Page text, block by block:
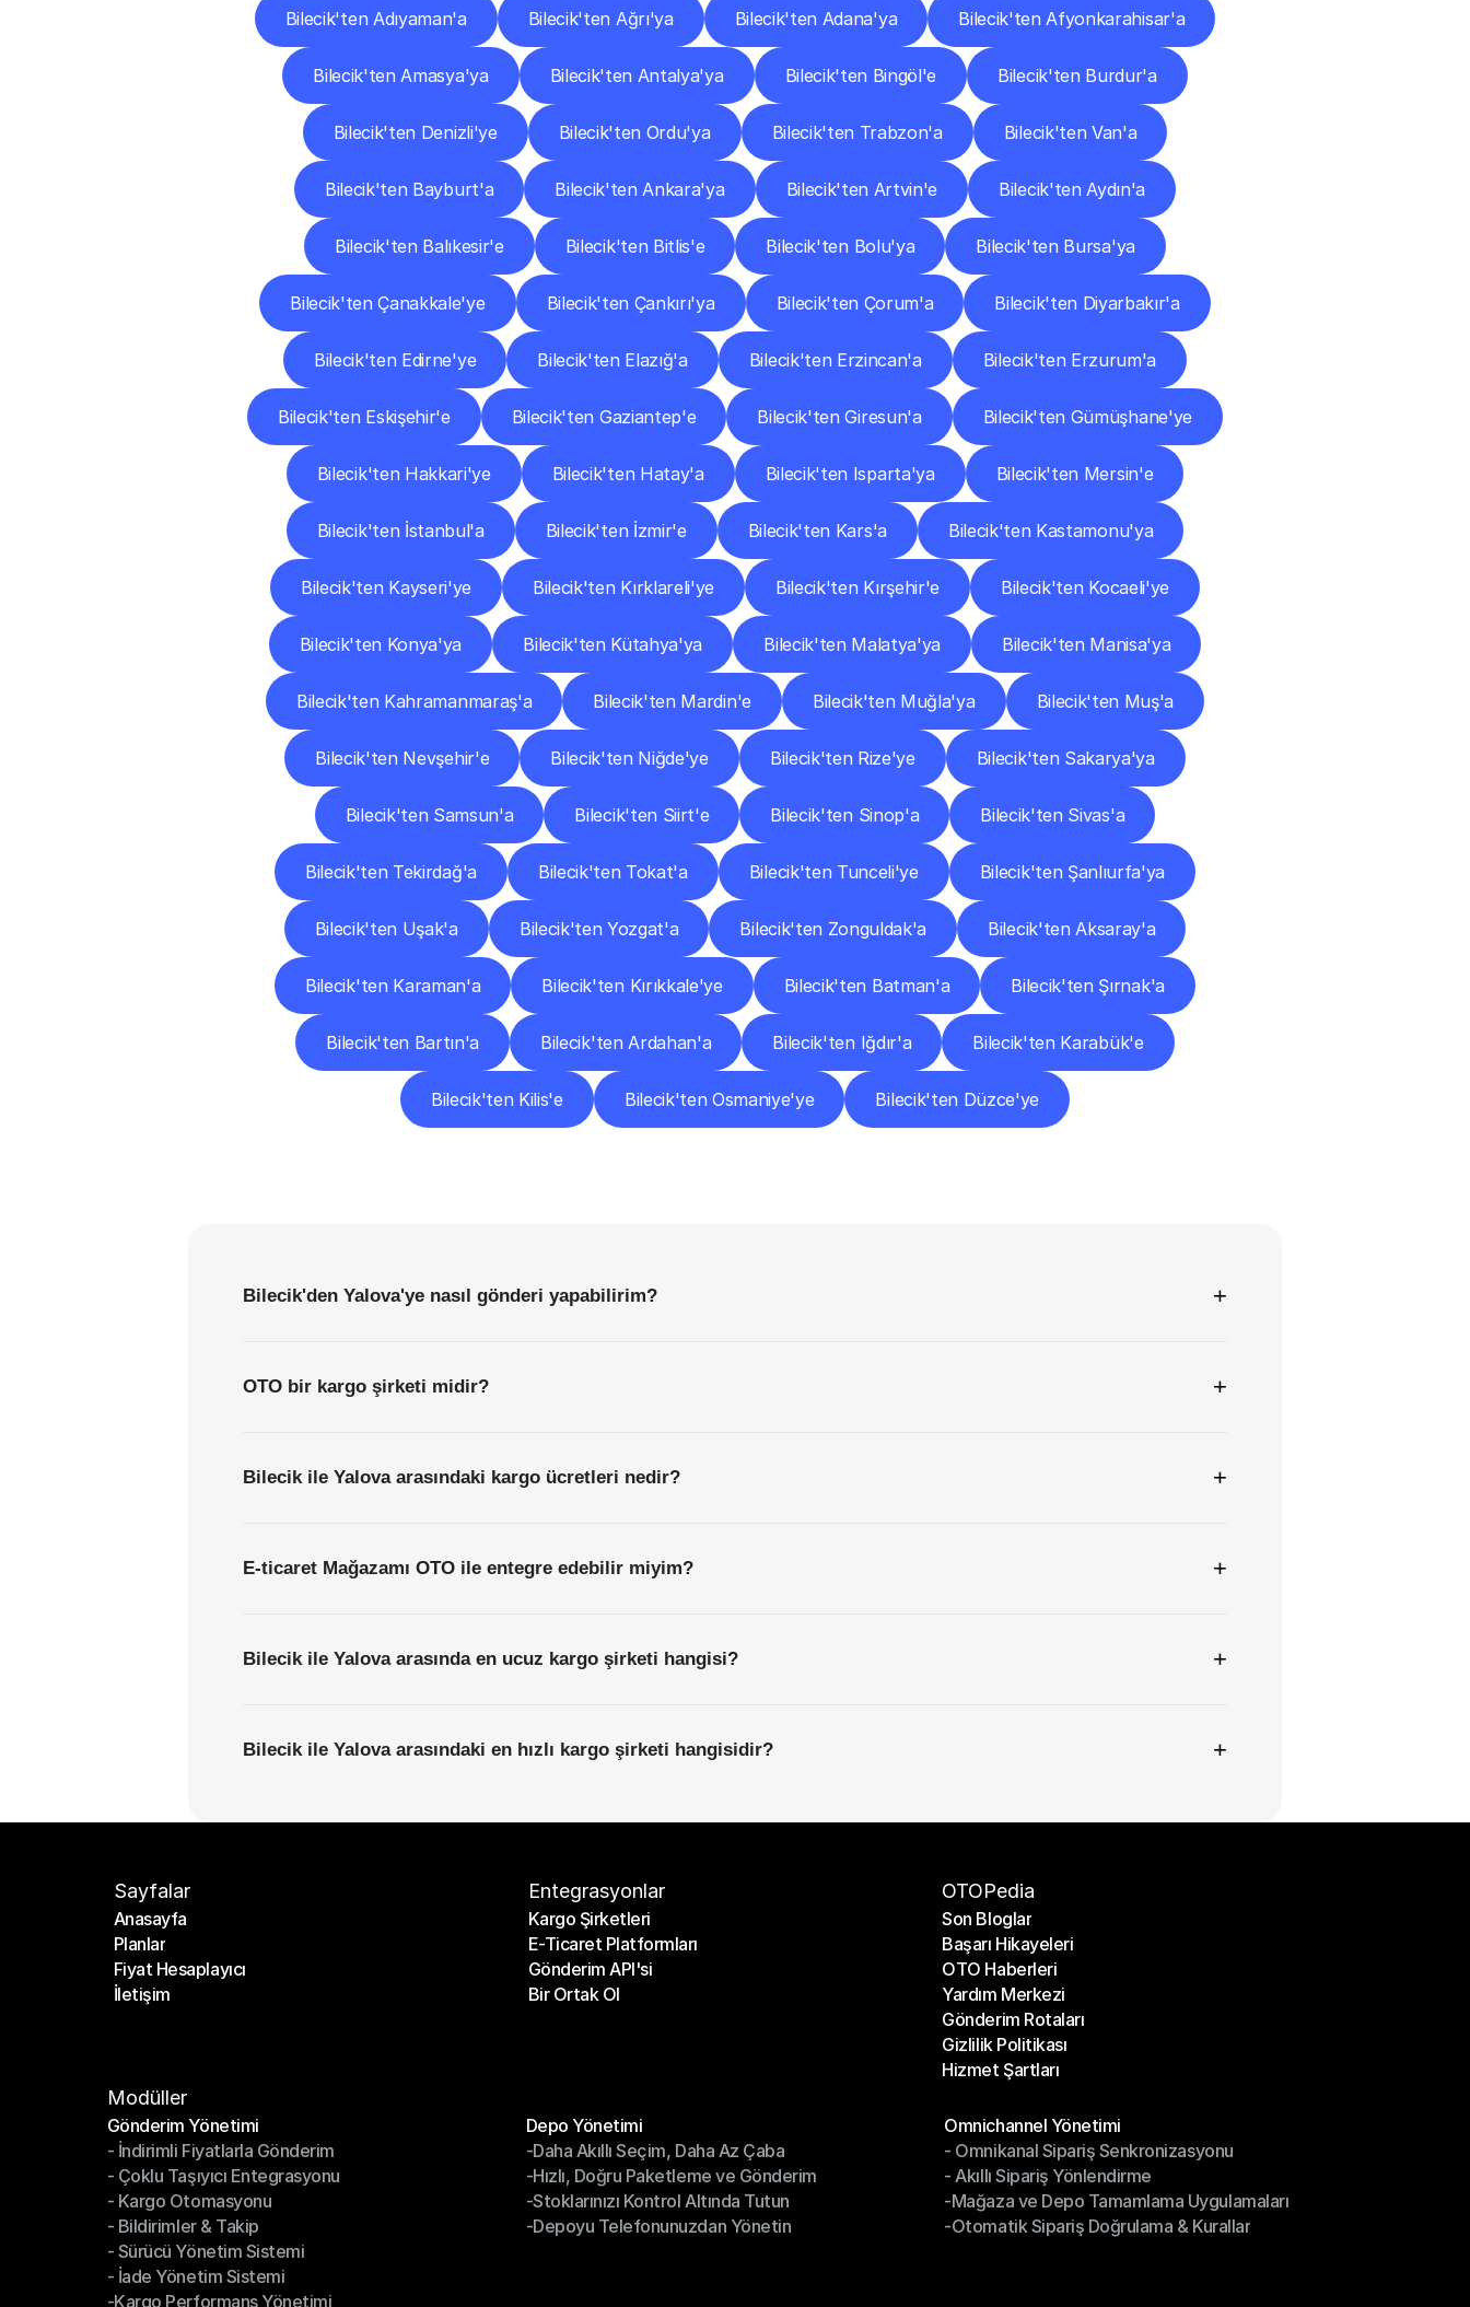
Bilecik'ten Adıyaman'a Bilecik'ten Ağrı'ya Bilecik'ten Adana'ya Bilecik'ten Afyonkarahisar'a
Bilecik'ten Amasya'ya Bilecik'ten Antalya'ya Bilecik'ten Bingöl'e Bilecik'ten Burdur'a
Bilecik'ten Denizli'ye Bilecik'ten Ordu'ya Bilecik'ten Trabzon'a Bilecik'ten Van'a
Bilecik'ten Bayburt'a Bilecik'ten Ankara'ya Bilecik'ten Artvin'e Bilecik'ten Aydın'a
Bilecik'ten Balıkesir'e Bilecik'ten Bitlis'e Bilecik'ten Bolu'ya Bilecik'ten Bursa'ya
Bilecik'ten Çanakkale'ye Bilecik'ten Çankırı'ya Bilecik'ten Çorum'a Bilecik'ten Diyarbakır'a
Bilecik'ten Edirne'ye Bilecik'ten Elazığ'a Bilecik'ten Erzincan'a Bilecik'ten Erzurum'a
Bilecik'ten Eskişehir'e Bilecik'ten Gaziantep'e Bilecik'ten Giresun'a Bilecik'ten Gümüşhane'ye
Bilecik'ten Hakkari'ye Bilecik'ten Hatay'a Bilecik'ten Isparta'ya Bilecik'ten Mersin'e
Bilecik'ten İstanbul'a Bilecik'ten İzmir'e Bilecik'ten Kars'a Bilecik'ten Kastamonu'ya
Bilecik'ten Kayseri'ye Bilecik'ten Kırklareli'ye Bilecik'ten Kırşehir'e Bilecik'ten Kocaeli'ye
Bilecik'ten Konya'ya Bilecik'ten Kütahya'ya Bilecik'ten Malatya'ya Bilecik'ten Manisa'ya
Bilecik'ten Kahramanmaraş'a Bilecik'ten Mardin'e Bilecik'ten Muğla'ya Bilecik'ten Muş'a
Bilecik'ten Nevşehir'e Bilecik'ten Niğde'ye Bilecik'ten Rize'ye Bilecik'ten Sakarya'ya
Bilecik'ten Samsun'a Bilecik'ten Siirt'e Bilecik'ten Sinop'a Bilecik'ten Sivas'a
Bilecik'ten Tekirdağ'a Bilecik'ten Tokat'a Bilecik'ten Tunceli'ye Bilecik'ten Şanlıurfa'ya
Bilecik'ten Uşak'a Bilecik'ten Yozgat'a Bilecik'ten Zonguldak'a Bilecik'ten Aksaray'a
Bilecik'ten Karaman'a Bilecik'ten Kırıkkale'ye Bilecik'ten Batman'a Bilecik'ten Şırnak'a
Bilecik'ten Bartın'a Bilecik'ten Ardahan'a Bilecik'ten Iğdır'a Bilecik'ten Karabük'e
Bilecik'ten Kilis'e Bilecik'ten Osmaniye'ye Bilecik'ten Düzce'ye
Bilecik'den Yalova'ye nasıl gönderi yapabilirim? +
OTO bir kargo şirketi midir? +
Bilecik ile Yalova arasındaki kargo ücretleri nedir? +
E-ticaret Mağazamı OTO ile entegre edebilir miyim? +
Bilecik ile Yalova arasında en ucuz kargo şirketi hangisi? +
Bilecik ile Yalova arasındaki en hızlı kargo şirketi hangisidir? +
Sayfalar
Anasayfa
Anasayfa
Planlar
Planlar
Fiyat Hesaplayıcı
Fiyat Hesaplayıcı
İletişim
Entegrasyonlar
Kargo Şirketleri
Kargo Şirketleri
E-Ticaret Platformları
E-Ticaret Platformları
Gönderim API'si
Gönderim API'si
Bir Ortak Ol
OTOPedia
Son Bloglar
Son Bloglar
Başarı Hikayeleri
Başarı Hikayeleri
OTO Haberleri
OTO Haberleri
Yardım Merkezi
Yardım Merkezi
Gönderim Rotaları
Gönderim Rotaları
Gizlilik Politikası
Gizlilik Politikası
Hizmet Şartları
Modüller
Gönderim Yönetimi
Gönderim Yönetimi
- İndirimli Fiyatlarla Gönderim
- İndirimli Fiyatlarla Gönderim
- Çoklu Taşıyıcı Entegrasyonu
- Çoklu Taşıyıcı Entegrasyonu
- Kargo Otomasyonu
- Kargo Otomasyonu
- Bildirimler & Takip
- Bildirimler & Takip
- Sürücü Yönetim Sistemi
- Sürücü Yönetim Sistemi
- İade Yönetim Sistemi
- İade Yönetim Sistemi
-Kargo Performans Yönetimi
Depo Yönetimi
Depo Yönetimi
-Daha Akıllı Seçim, Daha Az Çaba
-Daha Akıllı Seçim, Daha Az Çaba
-Hızlı, Doğru Paketleme ve Gönderim
-Hızlı, Doğru Paketleme ve Gönderim
-Stoklarınızı Kontrol Altında Tutun
-Stoklarınızı Kontrol Altında Tutun
-Depoyu Telefonunuzdan Yönetin
Omnichannel Yönetimi
Omnichannel Yönetimi
- Omnikanal Sipariş Senkronizasyonu
- Omnikanal Sipariş Senkronizasyonu
- Akıllı Sipariş Yönlendirme
- Akıllı Sipariş Yönlendirme
-Mağaza ve Depo Tamamlama Uygulamaları
-Mağaza ve Depo Tamamlama Uygulamaları
-Otomatik Sipariş Doğrulama & Kurallar